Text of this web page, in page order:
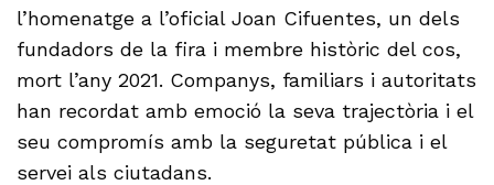
l’homenatge a l’oficial Joan Cifuentes, un dels
fundadors de la fira i membre històric del cos,
mort l’any 2021. Companys, familiars i autoritats
han recordat amb emoció la seva trajectòria i el
seu compromís amb la seguretat pública i el
servei als ciutadans.